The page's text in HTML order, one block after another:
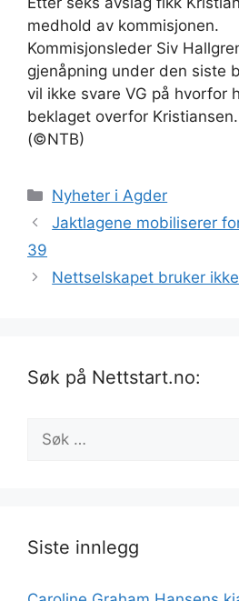
medhold av kommisjonen.
Kommisjonsleder Siv
gjenåpning under den siste
vil ikke svare VG på hvorfor
beklaget overfor Kristiansen.
(©NTB)
Kategorier
Nyheter i Agder
Jaktlagene mobiliserer
39
Nettselskapet bruker
Søk på Nettstart.no:
etter:
Siste innlegg